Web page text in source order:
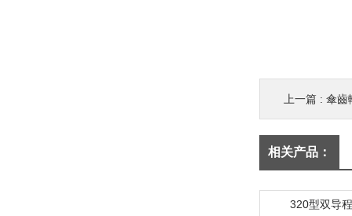
上一篇 : 傘齒
相关产品：
320型双导